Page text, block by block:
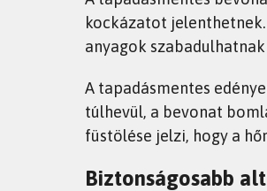
kockázatot
anyagok
A tapadásmentes
túlhevül, a bevonat
füstölése jelzi, hogy a
Biztonságosabb